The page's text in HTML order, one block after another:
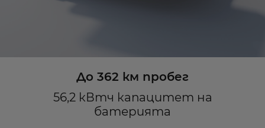
До 362 км пробег
56,2 кВтч капацитет на
батерията